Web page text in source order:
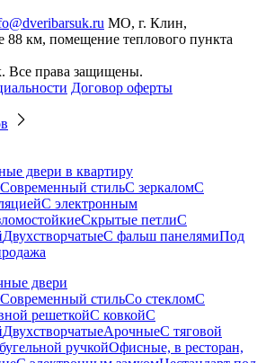
МО, г. Клин,
88 км, помещение теплового пункта
Все права защищены.
Договор оферты
двери в квартиру
Современный стильС зеркаломС
С электронным
Скрытые петлиС
ДвухстворчатыеС фальш панелямиПод
двери
Современный стильСо стекломС
решеткойС ковкойС
ДвухстворчатыеАрочныеС тяговой
ручкойОфисные, в ресторан,